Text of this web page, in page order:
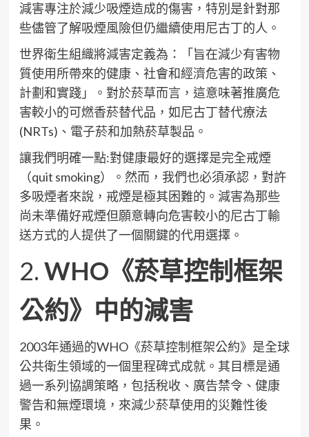
減害專注於減少吸煙造成的傷害，特別是針對那
些儘管了解吸煙風險但仍繼續使用尼古丁的人。
世界衛生組織將減害定義為：「旨在減少有害物
質使用所帶來的健康、社會和經濟危害的政策、
計劃和實踐」。對於菸草而言，這意味著推廣危
害較小的可燃香菸替代品，如尼古丁替代療法
(NRTs)、電子菸和加熱菸草製品。
讓我們明確一點:對健康最好的選擇是完全戒煙
（quit smoking）。然而，我們也必須承認，對許
多吸煙者來說，戒煙是極其困難的。減害為那些
尚未準備好戒煙但願意轉向危害較小的尼古丁輸
送方式的人提供了一個關鍵的代用選擇。
2. WHO《菸草控制框架
公約》中的減害
2003年通過的WHO《菸草控制框架公約》是全球
公共衛生領域的一個里程碑式成就。其目標是通
過一系列協調策略，包括稅收、廣告禁令、健康
警告和無煙環境，來減少菸草使用的災難性後
果。